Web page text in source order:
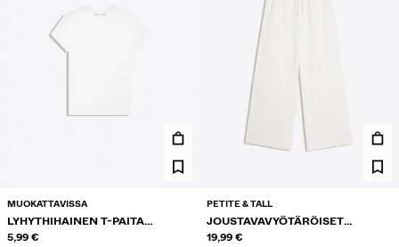
MUOKATTAVISSA
LYHYTHIHAINEN T-PAITA
PYÖREÄLLÄ KAULA-AUKOLLA
5,99 €
PETITE & TALL
JOUSTAVAVYÖTÄRÖISET
HOUSUT
19,99 €